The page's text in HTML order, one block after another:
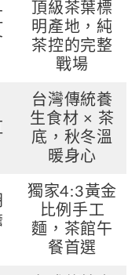
頂級茶葉標
明產地，純
茶控的完整
戰場
台灣傳統養
生食材 × 茶
底，秋冬溫
暖身心
獨家4:3黃金
比例手工
麵，茶館午
餐首選